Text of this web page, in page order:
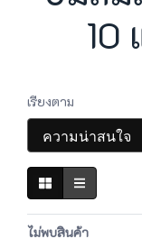
10
เรียงตาม
ไม่พบสินค้า